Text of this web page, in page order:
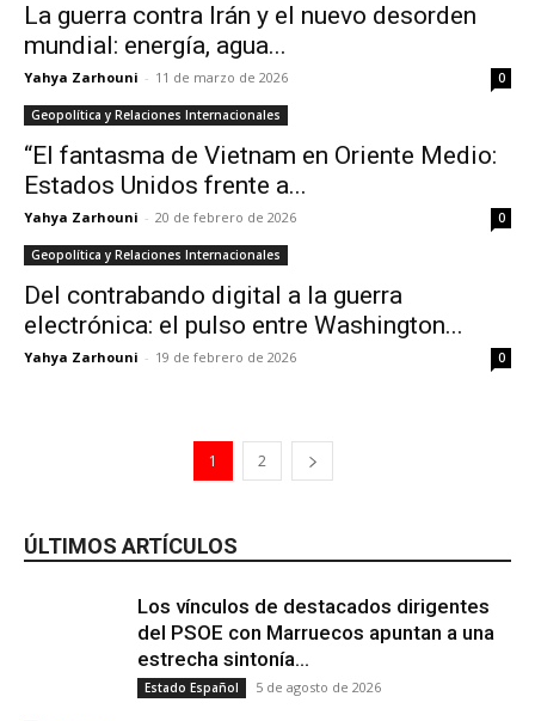
La guerra contra Irán y el nuevo desorden
mundial: energía, agua...
Yahya Zarhouni - 11 de marzo de 2026 0
Geopolítica y Relaciones Internacionales
“El fantasma de Vietnam en Oriente Medio:
Estados Unidos frente a...
Yahya Zarhouni - 20 de febrero de 2026 0
Geopolítica y Relaciones Internacionales
Del contrabando digital a la guerra
electrónica: el pulso entre Washington...
Yahya Zarhouni - 19 de febrero de 2026 0
1 2
ÚLTIMOS ARTÍCULOS
Los vínculos de destacados dirigentes
del PSOE con Marruecos apuntan a una
estrecha sintonía...
Estado Español 5 de agosto de 2026